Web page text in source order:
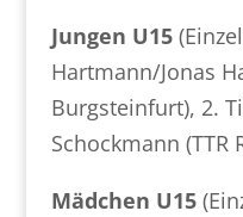
Jungen U15
Hartmann/Jonas
Burgsteinfurt), 2.
Schockmann (TTR
Mädchen U15